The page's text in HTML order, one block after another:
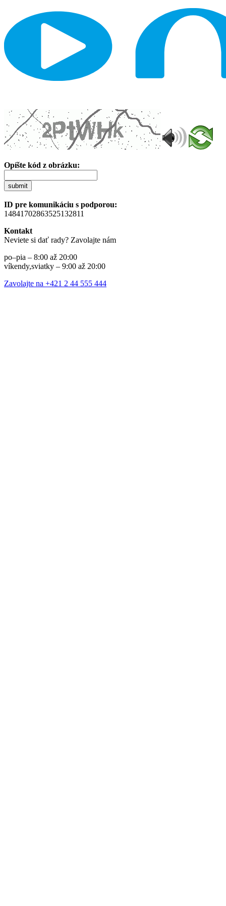
Opíšte kód z obrázku:
submit
ID pre komunikáciu s podporou:
14841702863525132811
Kontakt
Neviete si dať rady? Zavolajte nám
po–pia – 8:00 až 20:00
víkendy,sviatky – 9:00 až 20:00
Zavolajte na +421 2 44 555 444